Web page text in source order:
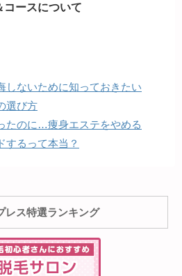
コースについて
しないために知っておきたい
選び方
たのに…痩身エステをやめる
するって本当？
レス特選ランキング